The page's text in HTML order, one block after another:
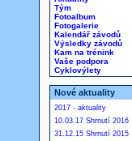
Tým
Fotoalbum
Fotogalerie
Kalendář závodů
Výsledky závodů
Kam na trénink
Vaše podpora
Cyklovýlety
Nové aktuality
2017 - aktuality
10.03.17 Shrnutí 2016
31.12.15 Shrnutí 2015